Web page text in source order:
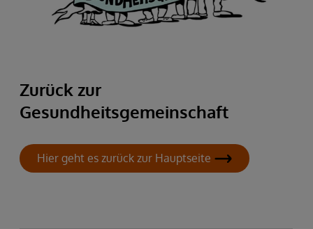
Zurück zur
Gesundheitsgemeinschaft
Hier geht es zurück zur Hauptseite